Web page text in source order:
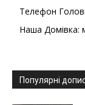
Телефон
Наша Домівка:
Популярні